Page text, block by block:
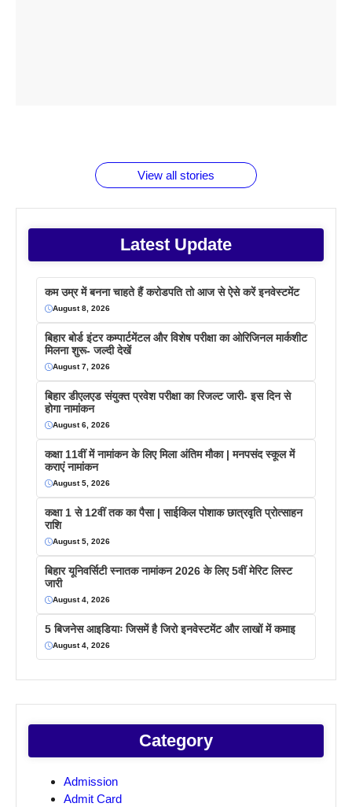
View all stories
Latest Update
कम उम्र में बनना चाहते हैं करोडपति तो आज से ऐसे करें इनवेस्टमेंट
August 8, 2026
बिहार बोर्ड इंटर कम्पार्टमेंटल और विशेष परीक्षा का ओरिजिनल मार्कशीट
मिलना शुरू- जल्दी देखें
August 7, 2026
बिहार डीएलएड संयुक्त प्रवेश परीक्षा का रिजल्ट जारी- इस दिन से
होगा नामांकन
August 6, 2026
कक्षा 11वीं में नामांकन के लिए मिला अंतिम मौका | मनपसंद स्कूल में
कराएं नामांकन
August 5, 2026
कक्षा 1 से 12वीं तक का पैसा | साईकिल पोशाक छात्रवृति प्रोत्साहन
राशि
August 5, 2026
बिहार यूनिवर्सिटी स्नातक नामांकन 2026 के लिए 5वीं मेरिट लिस्ट
जारी
August 4, 2026
5 बिजनेस आइडियाः जिसमें है जिरो इनवेस्टमेंट और लाखों में कमाइ
August 4, 2026
Category
Admission
Admit Card